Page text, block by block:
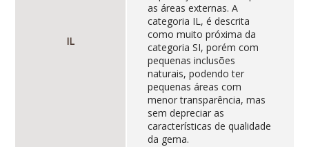
IL
as áreas externas. A
categoria IL, é descrita
como muito próxima da
categoria SI, porém com
pequenas inclusões
naturais, podendo ter
pequenas áreas com
menor transparência, mas
sem depreciar as
características de qualidade
da gema.